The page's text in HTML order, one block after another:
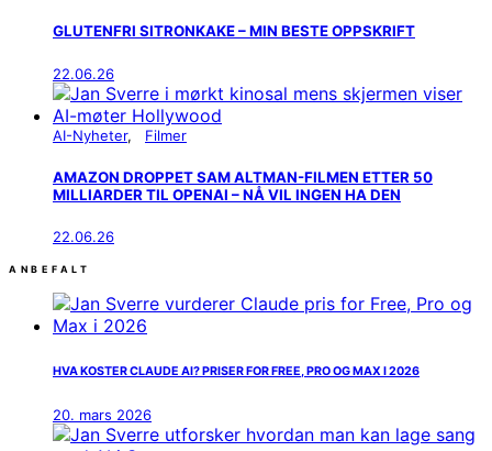
GLUTENFRI SITRONKAKE – MIN BESTE OPPSKRIFT
22.06.26
AI-Nyheter Filmer
AMAZON DROPPET SAM ALTMAN-FILMEN ETTER 50
MILLIARDER TIL OPENAI – NÅ VIL INGEN HA DEN
22.06.26
ANBEFALT
HVA KOSTER CLAUDE AI? PRISER FOR FREE, PRO OG MAX I 2026
20. mars 2026